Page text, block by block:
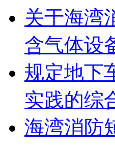
关于海湾
含气体设
规定地下
实践的综
海湾消防